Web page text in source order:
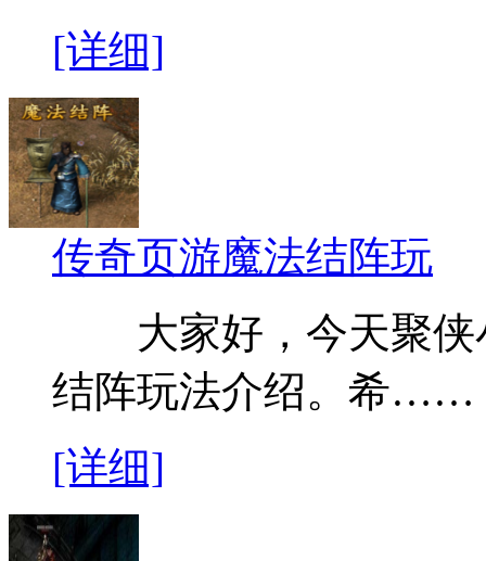
[详细]
传奇页游魔法结阵玩
大家好，今天聚侠
结阵玩法介绍。希……
[详细]